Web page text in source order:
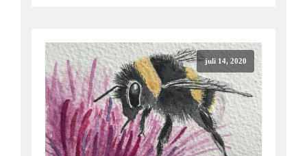
juli 14, 2020